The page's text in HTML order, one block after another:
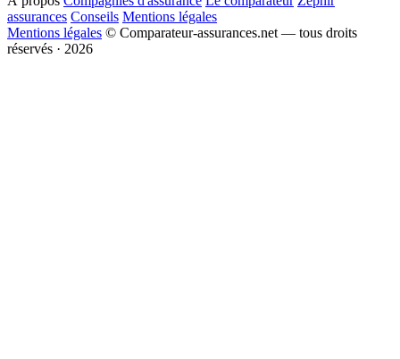
assurances Conseils Mentions légales
Mentions légales © Comparateur-assurances.net — tous droits
réservés · 2026